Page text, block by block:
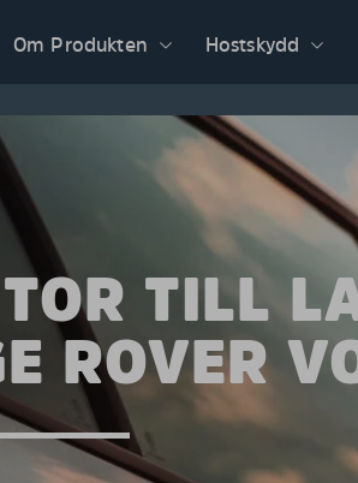
Om Produkten Hostskydd
TILL
ROVER